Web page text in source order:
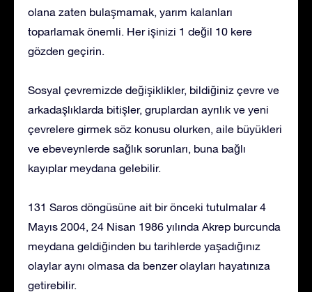
olana zaten bulaşmamak, yarım kalanları
toparlamak önemli. Her işinizi 1 değil 10 kere
gözden geçirin.
Sosyal çevremizde değişiklikler, bildiğiniz çevre ve
arkadaşlıklarda bitişler, gruplardan ayrılık ve yeni
çevrelere girmek söz konusu olurken, aile büyükleri
ve ebeveynlerde sağlık sorunları, buna bağlı
kayıplar meydana gelebilir.
131 Saros döngüsüne ait bir önceki tutulmalar 4
Mayıs 2004, 24 Nisan 1986 yılında Akrep burcunda
meydana geldiğinden bu tarihlerde yaşadığınız
olaylar aynı olmasa da benzer olayları hayatınıza
getirebilir.